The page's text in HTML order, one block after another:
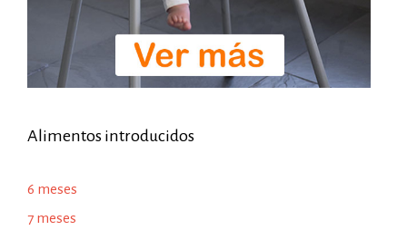
Alimentos introducidos
6 meses
7 meses